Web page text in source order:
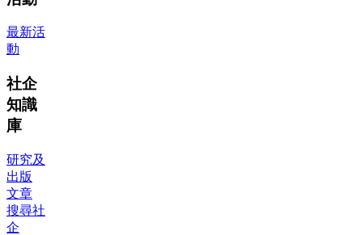
最新活
動
社企
知識
庫
研究及
出版
文章
搜尋社
企